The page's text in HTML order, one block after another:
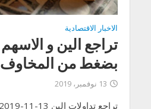
الاخبار الاقتصادية
تراجع الين و الاسهم
بضغط من المخاوف
13 نوفمبر، 2019